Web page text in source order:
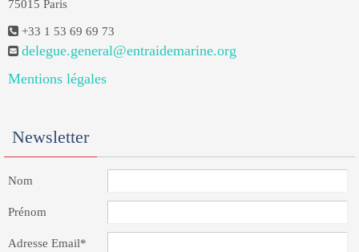
75015 Paris
+33 1 53 69 69 73
delegue.general@entraidemarine.org
Mentions légales
Newsletter
Nom
Prénom
Adresse Email*